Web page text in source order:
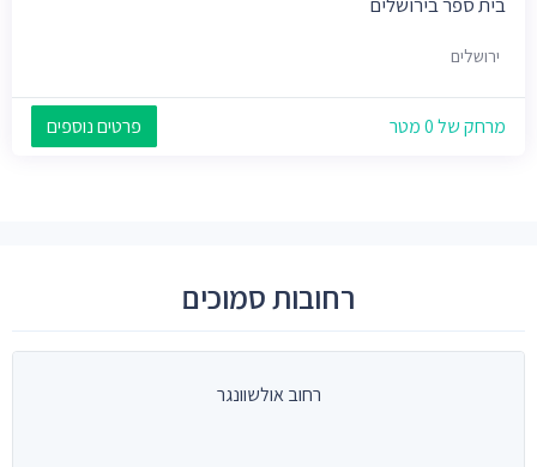
ירושלים
מרחק של 0 מטר פרטים נוספים
רחובות סמוכים
רחוב אולשוונגר